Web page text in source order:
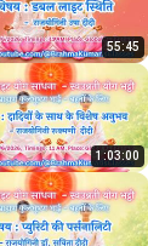
55:45
1:03:00